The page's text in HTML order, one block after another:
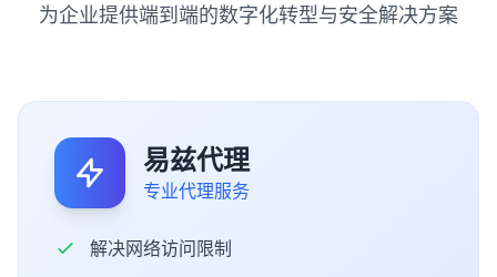
为企业提供端到端的数字化转型与安全解决方案
易兹代理
专业代理服务
解决网络访问限制